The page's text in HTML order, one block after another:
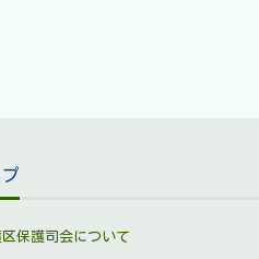
保護司会について